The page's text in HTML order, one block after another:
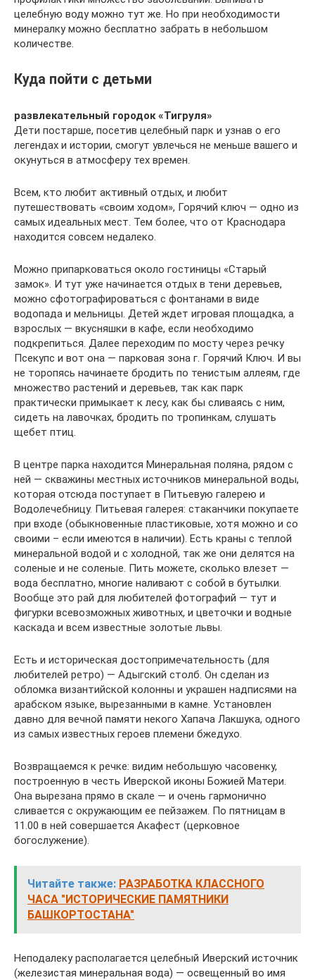
целебную воду можно тут же. Но при необходимости
минералку можно бесплатно забрать в небольшом
количестве.
Куда пойти с детьми
развлекательный городок «Тигруля»
Дети постарше, посетив целебный парк и узнав о его
легендах и истории, смогут увлечься не меньше вашего и
окунуться в атмосферу тех времен.
Всем, кто любит активный отдых, и любит
путешествовать «своим ходом», Горячий ключ — одно из
самых идеальных мест. Тем более, что от Краснодара
находится совсем недалеко.
Можно припарковаться около гостиницы «Старый
замок». И тут уже начинается отдых в тени деревьев,
можно сфотографироваться с фонтанами в виде
водопада и мельницы. Детей ждет игровая площадка, а
взрослых — вкусняшки в кафе, если необходимо
подкрепиться. Далее переходим по мосту через речку
Псекупс и вот она — парковая зона г. Горячий Ключ. И вы
не торопясь начинаете бродить по тенистым аллеям, где
множество растений и деревьев, так как парк
практически примыкает к лесу, как бы сливаясь с ним,
сидеть на лавочках, бродить по тропинкам, слушать
щебет птиц.
В центре парка находится Минеральная поляна, рядом с
ней — скважины местных источников минеральной воды,
которая отсюда поступает в Питьевую галерею и
Водолечебницу. Питьевая галерея: стаканчики покупаете
при входе (обыкновенные пластиковые, хотя можно и со
своими – если имеются в наличии). Есть краны с теплой
минеральной водой и с холодной, так же они делятся на
соленые и не соленые. Пить можете, сколько влезет —
вода бесплатно, многие наливают с собой в бутылки.
Вообще это рай для любителей фотографий — тут и
фигурки всевозможных животных, и цветочки и водные
каскада и всем известные золотые львы.
Есть и историческая достопримечательность (для
любителей ретро) — Адыгский столб. Он сделан из
обломка византийской колонны и украшен надписями на
арабском языке, вырезанными в камне. Установлен
давно для вечной памяти некого Хапача Лакшука, одного
из самых известных героев племени бжедухо.
Возвращаемся к речке: видим небольшую часовенку,
построенную в честь Иверской иконы Божией Матери.
Она вырезана прямо в скале — и очень гармонично
сливается с окружающим ее пейзажем. По пятницам в
11.00 в ней совершается Акафест (церковное
богослужение).
Читайте также: РАЗРАБОТКА КЛАССНОГО
ЧАСА "ИСТОРИЧЕСКИЕ ПАМЯТНИКИ
БАШКОРТОСТАНА"
Неподалеку располагается целебный Иверский источник
(железистая минеральная вода) — освещенный во имя